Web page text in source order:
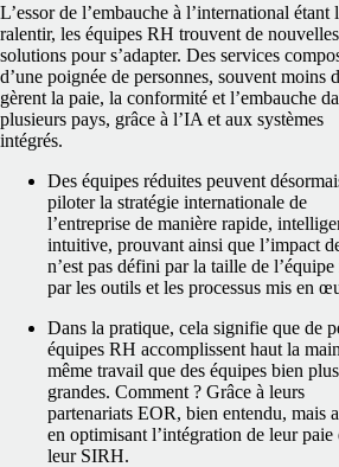
L’essor de l’embauche à l’international étant
ralentir, les équipes RH trouvent de nouvelles
solutions pour s’adapter. Des services
d’une poignée de personnes, souvent moins
gèrent la paie, la conformité et l’embauche
plusieurs pays, grâce à l’IA et aux systèmes
intégrés.
Des équipes réduites peuvent
piloter la stratégie internationale de
l’entreprise de manière rapide,
intuitive, prouvant ainsi que l’impact
n’est pas défini par la taille de l’équipe
par les outils et les processus mis en
Dans la pratique, cela signifie que de
équipes RH accomplissent haut la
même travail que des équipes bien plus
grandes. Comment ? Grâce à leurs
partenariats EOR, bien entendu, mais
en optimisant l’intégration de leur paie
leur SIRH.